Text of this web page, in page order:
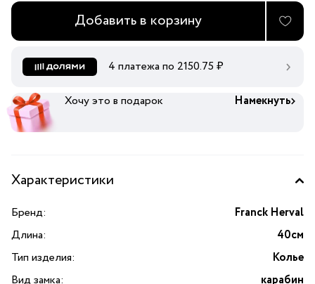
Добавить в корзину
4 платежа по 2150.75 ₽
Хочу это в подарок Намекнуть
Характеристики
Бренд:
Franck Herval
Длина:
40см
Тип изделия:
Колье
Вид замка:
карабин